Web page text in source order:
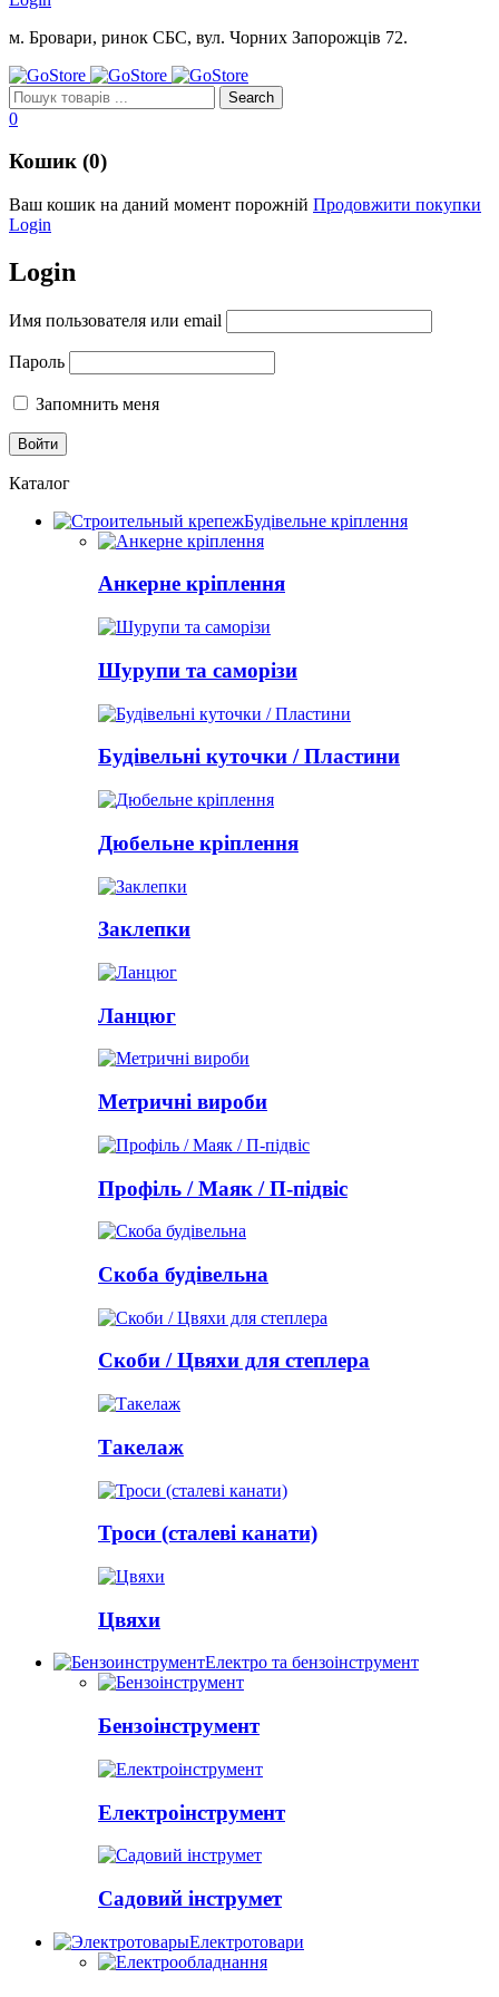
м. Бровари, ринок СБС, вул. Чорних Запорожців 72.
0
Кошик (0)
Ваш кошик на даний момент порожній Продовжити покупки
Login
Login
Имя пользователя или email
Пароль
Запомнить меня
Каталог
Будівельне кріплення
Анкерне кріплення
Шурупи та саморізи
Будівельні куточки / Пластини
Дюбельне кріплення
Заклепки
Ланцюг
Метричні вироби
Профіль / Маяк / П-підвіс
Скоба будівельна
Скоби / Цвяхи для степлера
Такелаж
Троси (сталеві канати)
Цвяхи
Електро та бензоінструмент
Бензоінструмент
Електроінструмент
Садовий інструмет
Електротовари